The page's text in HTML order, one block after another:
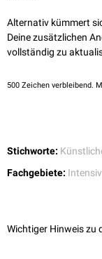
Ernährungssonden
In derIntensivmedizin
dienen. Man
Duodenalsonden
Jejunumsonden
Ernährungssonden
Sonden benötigen
Die Sonden können
Alternativ kümmert
Deine zusätzlichen
vollständig zu
500 Zeichen verbleibend.
Stichworte:
Fachgebiete:
Wichtiger Hinweis zu